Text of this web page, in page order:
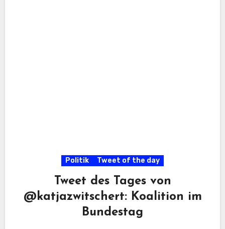
Politik Tweet of the day
Tweet des Tages von
@katjazwitschert: Koalition im
Bundestag